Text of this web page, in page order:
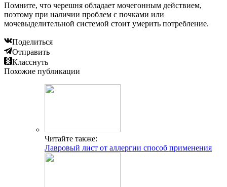
Помните, что черешня обладает мочегонным действием,
поэтому при наличии проблем с почками или
мочевыделительной системой стоит умерить потребление.
Поделиться
Отправить
Класснуть
Похожие публикации
Читайте также:
Лавровый лист от аллергии способ применения